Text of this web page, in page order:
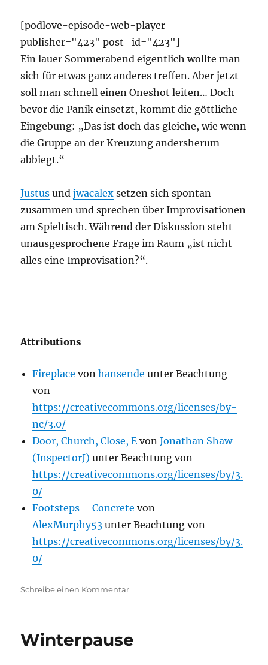
[podlove-episode-web-player
publisher="423" post_id="423"]
Ein lauer Sommerabend eigentlich wollte man
sich für etwas ganz anderes treffen. Aber jetzt
soll man schnell einen Oneshot leiten… Doch
bevor die Panik einsetzt, kommt die göttliche
Eingebung: „Das ist doch das gleiche, wie wenn
die Gruppe an der Kreuzung andersherum
abbiegt.“
Justus undjwacalex setzen sich spontan
zusammen und sprechen über Improvisationen
am Spieltisch. Während der Diskussion steht
unausgesprochene Frage im Raum „ist nicht
alles eine Improvisation?“.
Attributions
Fireplace vonhansende unter Beachtung
von
https://creativecommons.org/licenses/by-
nc/3.0/
Door, Church, Close, E vonJonathan Shaw
(InspectorJ) unter Beachtung von
https://creativecommons.org/licenses/by/3.
0/
Footsteps – Concrete von
AlexMurphy53 unter Beachtung von
https://creativecommons.org/licenses/by/3.
0/
Schreibe einen Kommentarzu
man
Winterpause